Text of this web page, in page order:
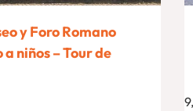
y Foro Romano
niños – Tour de